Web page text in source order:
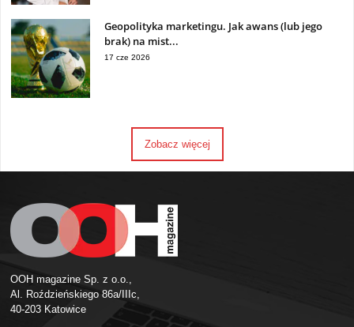
Geopolityka marketingu. Jak awans (lub jego
brak) na mist...
17 cze 2026
Zobacz więcej
OOH magazine Sp. z o.o.,
Al. Roździeńskiego 86a/IIIc,
40-203 Katowice